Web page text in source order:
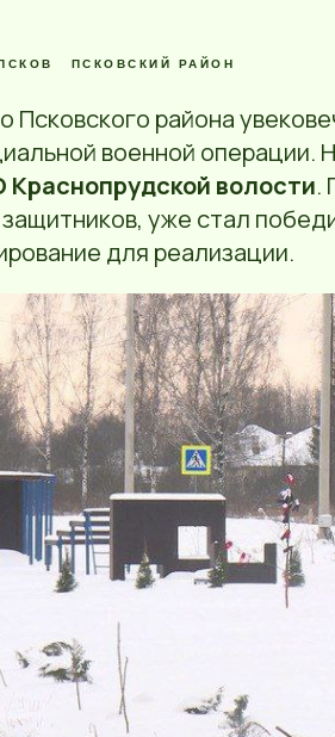
ПСКОВСКИЙ РАЙОН
Псковского района
военной операции.
Краснопрудской волости.
уже стал
для реализации.